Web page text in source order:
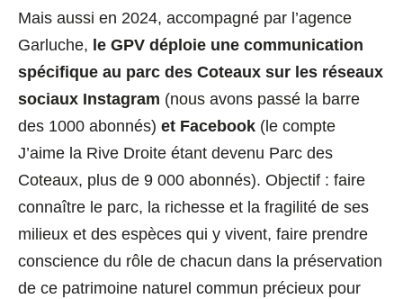
Mais aussi en 2024, accompagné par l’agence
Garluche, le GPV déploie une communication
spécifique au parc des Coteaux sur les réseaux
sociaux Instagram (nous avons passé la barre
des 1000 abonnés) et Facebook (le compte
J’aime la Rive Droite étant devenu Parc des
Coteaux, plus de 9 000 abonnés). Objectif : faire
connaître le parc, la richesse et la fragilité de ses
milieux et des espèces qui y vivent, faire prendre
conscience du rôle de chacun dans la préservation
de ce patrimoine naturel commun précieux pour